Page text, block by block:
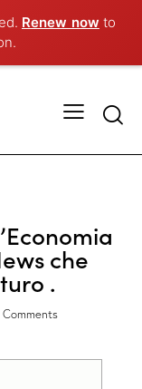
Renew now to
che
.
Comments